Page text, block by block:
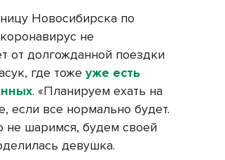
Новосибирска по
не
от долгожданной поездки
где тожеуже есть
. «Планируем ехать на
если все нормально будет.
не шаримся, будем своей
девушка.